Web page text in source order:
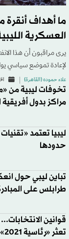
ما أهداف أنقرة
العسكرية
يرى مراقبون أن هذا
لإعادة تموضع سياسي
علاء حموده (القاهرة)
تخوفات ليبية من
مراكز بدول
ليبيا تعتمد
حدودها
تباين ليبي حول
طرابلس على
قوانين
تعثر «رئاسية 2021»